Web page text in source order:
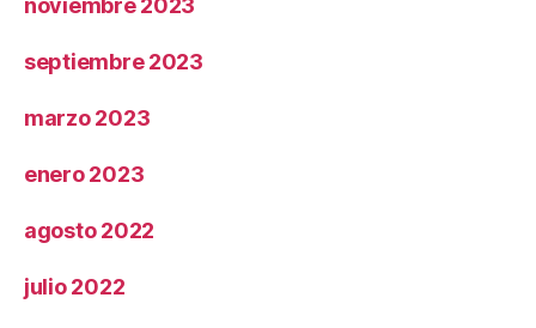
septiembre 2023
marzo 2023
enero 2023
agosto 2022
julio 2022